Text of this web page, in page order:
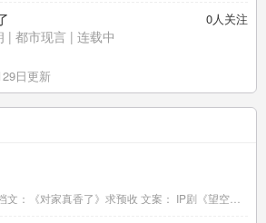
0人关注
| 都市现言 | 连载中
日更新
文：《对家真香了》求预收 文案： IP剧《望空》在